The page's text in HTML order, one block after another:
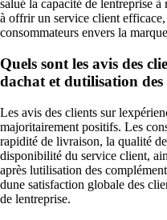
salué la capacité de lentreprise
à offrir un service client
consommateurs envers la
Quels sont les avis des
dachat et dutilisation des
Les avis des clients sur
majoritairement positifs. Les
rapidité de livraison, la qualité
disponibilité du service client,
après lutilisation des
dune satisfaction globale des
de lentreprise.